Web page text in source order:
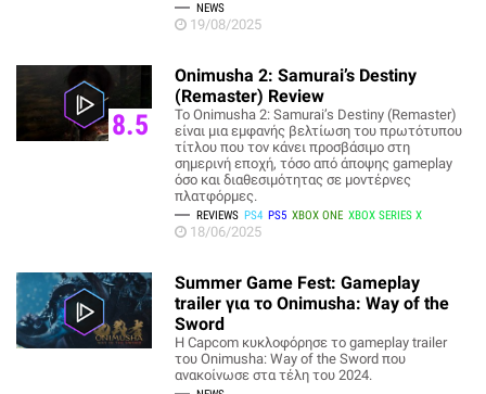
NEWS
19/08/2025
8.5
Onimusha 2: Samurai’s Destiny
(Remaster) Review
Το Onimusha 2: Samurai’s Destiny (Remaster)
είναι μια εμφανής βελτίωση του πρωτότυπου
τίτλου που τον κάνει προσβάσιμο στη
σημερινή εποχή, τόσο από άποψης gameplay
όσο και διαθεσιμότητας σε μοντέρνες
πλατφόρμες.
REVIEWS PS4 PS5 XBOX ONE XBOX SERIES X
18/06/2025
Summer Game Fest: Gameplay
trailer για το Onimusha: Way of the
Sword
Η Capcom κυκλοφόρησε το gameplay trailer
του Onimusha: Way of the Sword που
ανακοίνωσε στα τέλη του 2024.